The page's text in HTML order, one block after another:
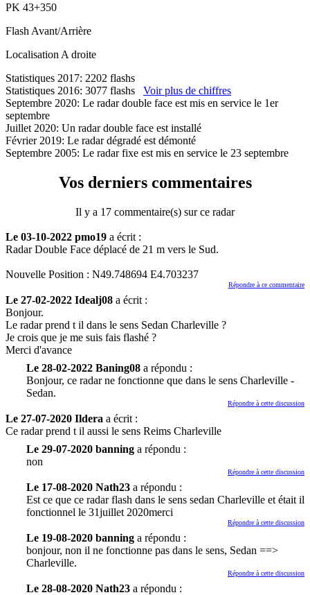
PK 43+350
Flash Avant/Arrière
Localisation A droite
Statistiques 2017: 2202 flashs
Statistiques 2016: 3077 flashs Voir plus de chiffres
Septembre 2020: Le radar double face est mis en service le 1er
septembre
Juillet 2020: Un radar double face est installé
Février 2019: Le radar dégradé est démonté
Septembre 2005: Le radar fixe est mis en service le 23 septembre
Vos derniers commentaires
Il y a 17 commentaire(s) sur ce radar
Le 03-10-2022 pmo19 a écrit :
Radar Double Face déplacé de 21 m vers le Sud.
Nouvelle Position : N49.748694 E4.703237
Répondre à ce commentaire
Le 27-02-2022 Idealj08 a écrit :
Bonjour.
Le radar prend t il dans le sens Sedan Charleville ?
Je crois que je me suis fais flashé ?
Merci d'avance
Le 28-02-2022 Baning08 a répondu :
Bonjour, ce radar ne fonctionne que dans le sens Charleville -
Sedan.
Répondre à cette discussion
Le 27-07-2020 Ildera a écrit :
Ce radar prend t il aussi le sens Reims Charleville
Le 29-07-2020 banning a répondu :
non
Répondre à cette discussion
Le 17-08-2020 Nath23 a répondu :
Est ce que ce radar flash dans le sens sedan Charleville et était il
fonctionnel le 31juillet 2020merci
Répondre à cette discussion
Le 19-08-2020 banning a répondu :
bonjour, non il ne fonctionne pas dans le sens, Sedan ==>
Charleville.
Répondre à cette discussion
Le 28-08-2020 Nath23 a répondu :